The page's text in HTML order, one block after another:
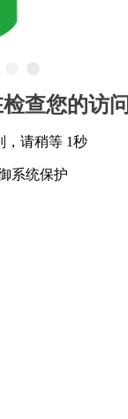
查您的访问
，请稍等 1秒
系统保护